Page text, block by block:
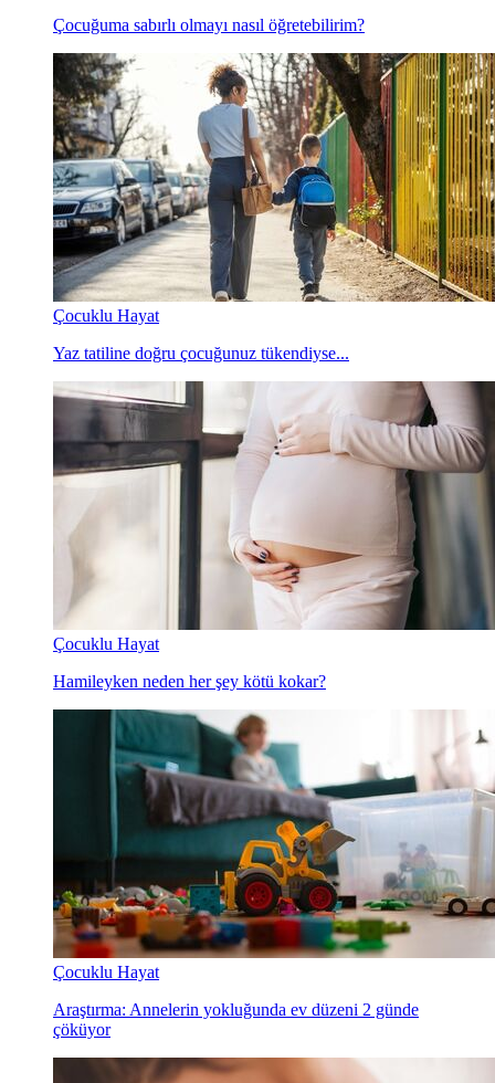
Çocuğuma sabırlı olmayı nasıl öğretebilirim?
Çocuklu Hayat
Yaz tatiline doğru çocuğunuz tükendiyse...
Çocuklu Hayat
Hamileyken neden her şey kötü kokar?
Çocuklu Hayat
Araştırma: Annelerin yokluğunda ev düzeni 2 günde
çöküyor